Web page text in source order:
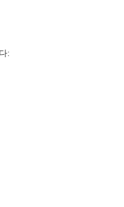
: